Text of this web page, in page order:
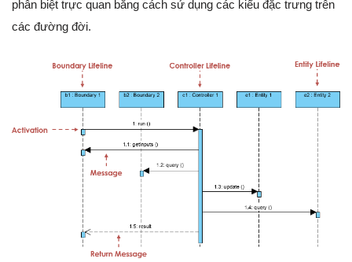
phân biệt trực quan bằng cách sử dụng các kiểu đặc trưng trên
các đường đời.